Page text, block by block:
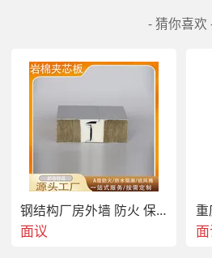
库、电缆沟、地下通道、热力管道
池、生化池、水池、酒槽、电缆沟
道、电梯井、基础坑工程施工缝渗
程带水作业施工。5、混凝土结构
道、管道、污水处理池工程渗漏水
堵漏、涵洞堵漏、沉井堵漏、水泵
面、屋面、隧洞、取排水工程渗漏
7、地下室堵漏、水利工程的水库
堵漏、防渗，坝体混凝土裂缝的防
漏的施工方法高压化学灌浆堵漏施
有专业施工设备的施工队伍进行施
- 猜你喜欢
钢结构厂房外墙 防火 保温隔热 建筑外墙
面议